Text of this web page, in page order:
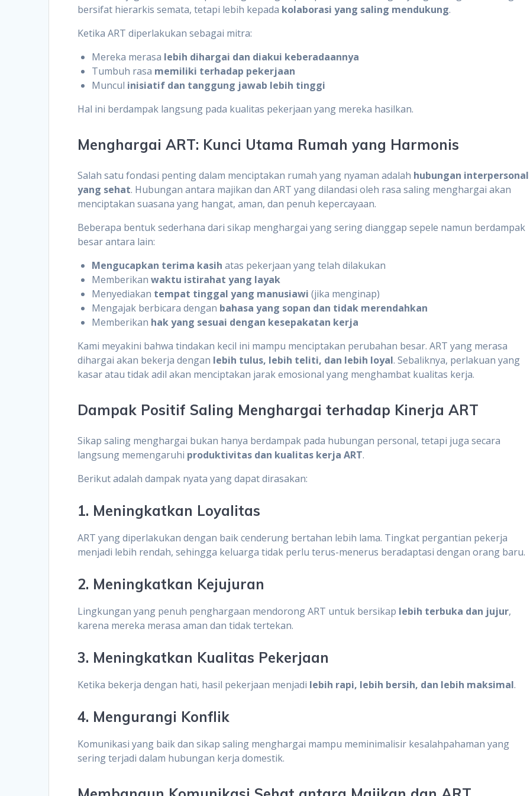
bersifat hierarkis semata, tetapi lebih kepada kolaborasi yang saling mendukung.
Ketika ART diperlakukan sebagai mitra:
Mereka merasa lebih dihargai dan diakui keberadaannya
Tumbuh rasa memiliki terhadap pekerjaan
Muncul inisiatif dan tanggung jawab lebih tinggi
Hal ini berdampak langsung pada kualitas pekerjaan yang mereka hasilkan.
Menghargai ART: Kunci Utama Rumah yang Harmonis
Salah satu fondasi penting dalam menciptakan rumah yang nyaman adalah hubungan interpersonal
yang sehat. Hubungan antara majikan dan ART yang dilandasi oleh rasa saling menghargai akan
menciptakan suasana yang hangat, aman, dan penuh kepercayaan.
Beberapa bentuk sederhana dari sikap menghargai yang sering dianggap sepele namun berdampak
besar antara lain:
Mengucapkan terima kasih atas pekerjaan yang telah dilakukan
Memberikanwaktu istirahat yang layak
Menyediakan tempat tinggal yang manusiawi (jika menginap)
Mengajak berbicara dengan bahasa yang sopan dan tidak merendahkan
Memberikan hak yang sesuai dengan kesepakatan kerja
Kami meyakini bahwa tindakan kecil ini mampu menciptakan perubahan besar. ART yang merasa
dihargai akan bekerja dengan lebih tulus, lebih teliti, dan lebih loyal. Sebaliknya, perlakuan yang
kasar atau tidak adil akan menciptakan jarak emosional yang menghambat kualitas kerja.
Dampak Positif Saling Menghargai terhadap Kinerja ART
Sikap saling menghargai bukan hanya berdampak pada hubungan personal, tetapi juga secara
langsung memengaruhi produktivitas dan kualitas kerja ART.
Berikut adalah dampak nyata yang dapat dirasakan:
1. Meningkatkan Loyalitas
ART yang diperlakukan dengan baik cenderung bertahan lebih lama. Tingkat pergantian pekerja
menjadi lebih rendah, sehingga keluarga tidak perlu terus-menerus beradaptasi dengan orang baru.
2. Meningkatkan Kejujuran
Lingkungan yang penuh penghargaan mendorong ART untuk bersikap lebih terbuka dan jujur,
karena mereka merasa aman dan tidak tertekan.
3. Meningkatkan Kualitas Pekerjaan
Ketika bekerja dengan hati, hasil pekerjaan menjadi lebih rapi, lebih bersih, dan lebih maksimal.
4. Mengurangi Konflik
Komunikasi yang baik dan sikap saling menghargai mampu meminimalisir kesalahpahaman yang
sering terjadi dalam hubungan kerja domestik.